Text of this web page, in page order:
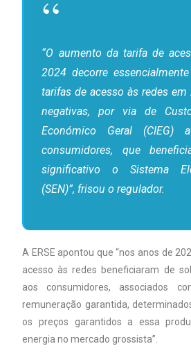
“O aumento da tarifa de
2024 decorre
tarifas de acesso às redes
negativas, por via de
Económico Geral (CIEG)
consumidores, que
significativo o Sistema
(SEN)”, frisou o regulador.
A ERSE apontou que “nos anos de
acesso às redes beneficiaram de
aos consumidores, associados
remuneração garantida,
os preços garantidos a essa
energia no mercado grossista”.